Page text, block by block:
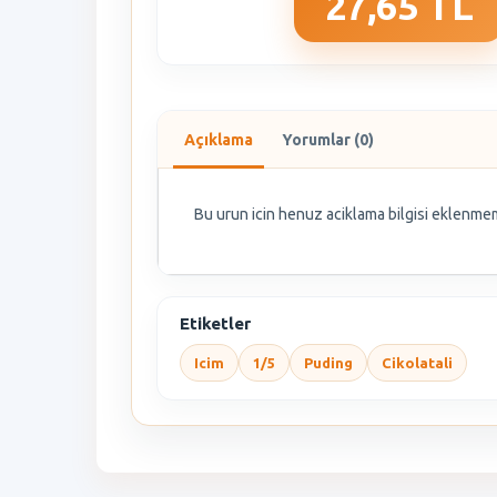
Açıklama Yorumlar (0)
Bu urun icin henuz aciklama bilgisi
Etiketler
Icim 1/5 Puding Cikolatali